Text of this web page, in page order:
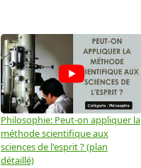
Philosophie: Peut-on appliquer la
méthode scientifique aux
sciences de l'esprit ? (plan
détaillé)